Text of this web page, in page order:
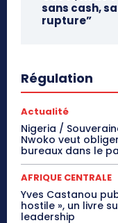
sans cash,
rupture”
Régulation
Actualité
Nigeria /
Nwoko veut
bureaux dans le
AFRIQUE CENTRALE
Yves Castanou
hostile », un livre
leadership